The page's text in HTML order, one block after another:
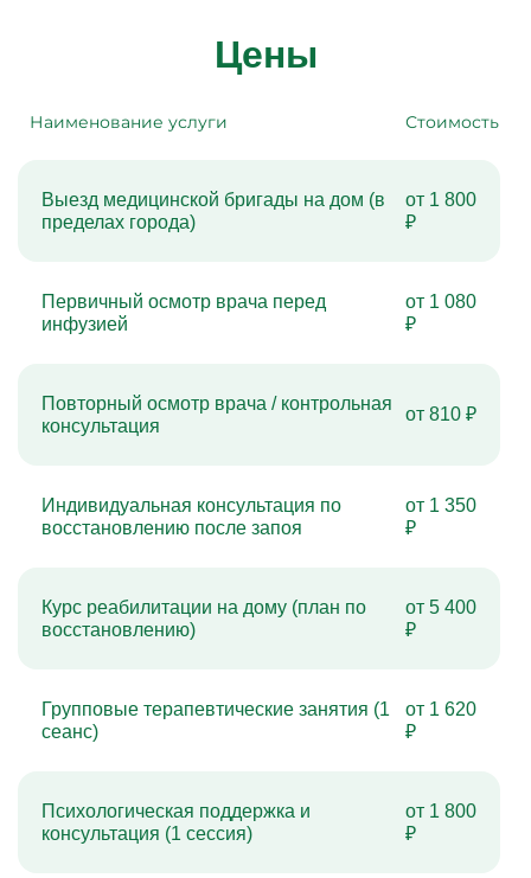
Цены
Наименование услуги Стоимость
Выезд медицинской бригады на дом (в
пределах города)
от 1 800
₽
Первичный осмотр врача перед
инфузией
от 1 080
₽
Повторный осмотр врача / контрольная
консультация
от 810 ₽
Индивидуальная консультация по
восстановлению после запоя
от 1 350
₽
Курс реабилитации на дому (план по
восстановлению)
от 5 400
₽
Групповые терапевтические занятия (1
сеанс)
от 1 620
₽
Психологическая поддержка и
консультация (1 сессия)
от 1 800
₽